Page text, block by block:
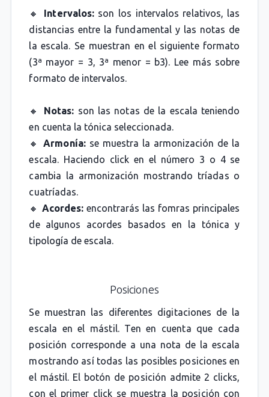
🔸 Intervalos:son los intervalos relativos, las
distancias entre la fundamental y las notas de
la escala. Se muestran en el siguiente formato
(3ª mayor = 3, 3ª menor = b3). Lee más sobre
formato de intervalos.
🔸 Notas: son las notas de la escala teniendo
en cuenta la tónica seleccionada.
🔸Armonía:se muestra la armonización de la
escala. Haciendo click en el número 3 o 4 se
cambia la armonización mostrando tríadas o
cuatríadas.
🔸 Acordes: encontrarás las fomras principales
de algunos acordes basados en la tónica y
tipología de escala.
Posiciones
Se muestran las diferentes digitaciones de la
escala en el mástil. Ten en cuenta que cada
posición corresponde a una nota de la escala
mostrando así todas las posibles posiciones en
el mástil. El botón de posición admite 2 clicks,
con el primer click se muestra la posición con